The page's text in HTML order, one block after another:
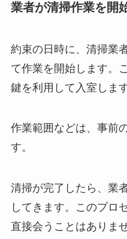
業者が清掃作業を開
約束の日時に、清掃業
て作業を開始します。
鍵を利用して入室します
作業範囲などは、事前
す。
清掃が完了したら、業
してきます。このプロ
直接会うことはありませ